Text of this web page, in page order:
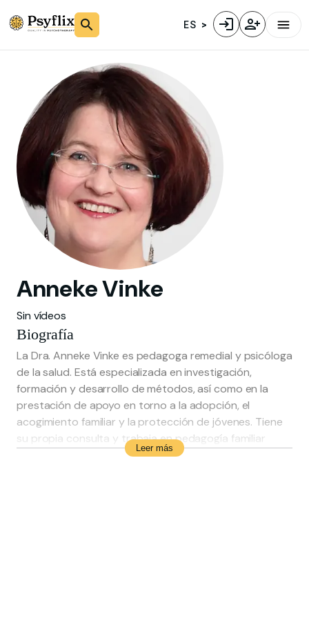
ES
AnnekeVinke
Sin vídeos
Biografía
La Dra. Anneke Vinke es pedagoga remedial y psicóloga
de la salud. Está especializada en investigación,
formación y desarrollo de métodos, así como en la
prestación de apoyo en torno a la adopción, el
acogimiento familiar y la protección de jóvenes. Tiene
su propia consulta y trabaja en pedagogía familiar
forense y atención juvenil en la Universidad de Leiden.
Leer más